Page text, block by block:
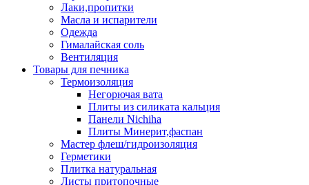
Лаки,пропитки
Масла и испарители
Одежда
Гималайская соль
Вентиляция
Товары для печника
Термоизоляция
Негорючая вата
Плиты из силиката кальция
Панели Nichiha
Плиты Минерит,фаспан
Мастер флеш/гидроизоляция
Герметики
Плитка натуральная
Листы притопочные